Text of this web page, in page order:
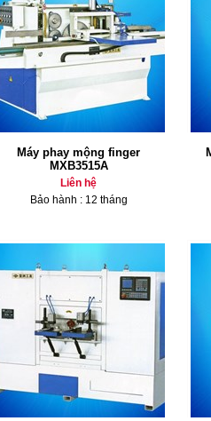
Máy phay mộng finger
MXB3515A
Liên hệ
Bảo hành : 12 tháng